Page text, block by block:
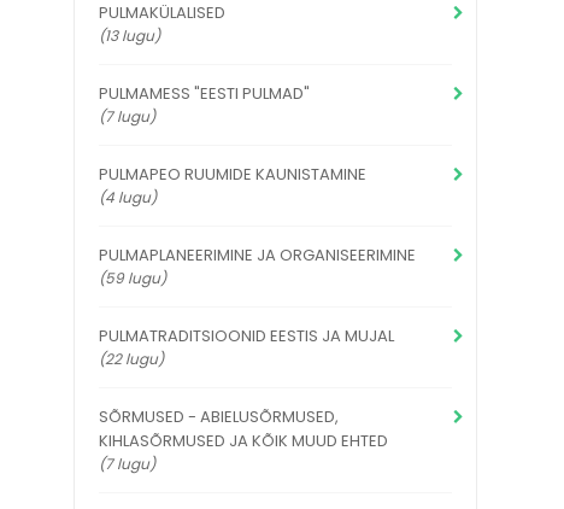
PULMAKÜLALISED
(13 lugu)
PULMAMESS "EESTI PULMAD"
(7 lugu)
PULMAPEO RUUMIDE KAUNISTAMINE
(4 lugu)
PULMAPLANEERIMINE JA ORGANISEERIMINE
(59 lugu)
PULMATRADITSIOONID EESTIS JA MUJAL
(22 lugu)
SÕRMUSED - ABIELUSÕRMUSED,
KIHLASÕRMUSED JA KÕIK MUUD EHTED
(7 lugu)